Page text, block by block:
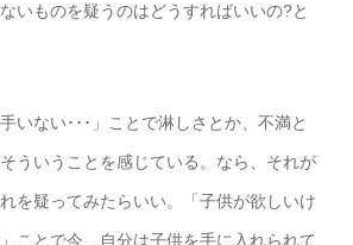
いものを疑うのはどうすればいいの?と
いない･･･」ことで淋しさとか、不満と
ういうことを感じている。なら、それが
を疑ってみたらいい。「子供が欲しいけ
ことで今、自分は子供を手に入れられて